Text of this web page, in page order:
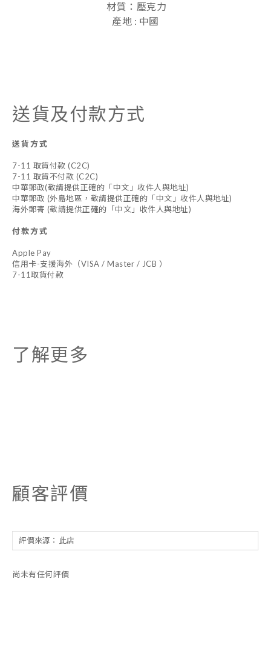
材質：壓克力
產地 : 中國
送貨及付款方式
送貨方式
7-11 取貨付款 (C2C)
7-11 取貨不付款 (C2C)
中華郵政(敬請提供正確的「中文」收件人與地址)
中華郵政 (外島地區，敬請提供正確的「中文」收件人與地址)
海外郵寄 (敬請提供正確的「中文」收件人與地址)
付款方式
Apple Pay
信用卡-支援海外（VISA / Master / JCB ）
7-11取貨付款
了解更多
顧客評價
尚未有任何評價